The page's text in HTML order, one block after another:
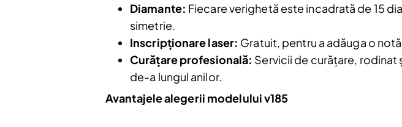
Nu mai afișa.
Diamante: Fiecare verighetă este incadrată de 15
simetrie.
Inscripționare laser: Gratuit, pentru a adăuga o
Curățare profesională: Servicii de curățare, rodinat
de-a lungul anilor.
Avantajele alegerii modelului v185